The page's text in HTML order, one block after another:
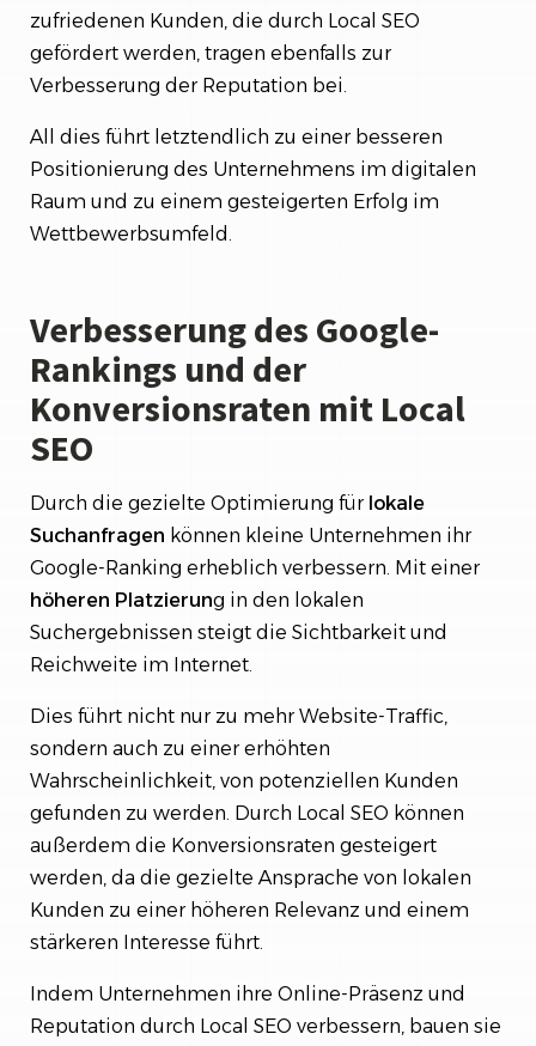
zufriedenen Kunden, die durch Local SEO
gefördert werden, tragen ebenfalls zur
Verbesserung der Reputation bei.
All dies führt letztendlich zu einer besseren
Positionierung des Unternehmens im digitalen
Raum und zu einem gesteigerten Erfolg im
Wettbewerbsumfeld.
Verbesserung des Google-
Rankings und der
Konversionsraten mit Local
SEO
Durch die gezielte Optimierung für lokale
Suchanfragen können kleine Unternehmen ihr
Google-Ranking erheblich verbessern. Mit einer
höheren Platzierung in den lokalen
Suchergebnissen steigt die Sichtbarkeit und
Reichweite im Internet.
Dies führt nicht nur zu mehr Website-Traffic,
sondern auch zu einer erhöhten
Wahrscheinlichkeit, von potenziellen Kunden
gefunden zu werden. Durch Local SEO können
außerdem die Konversionsraten gesteigert
werden, da die gezielte Ansprache von lokalen
Kunden zu einer höheren Relevanz und einem
stärkeren Interesse führt.
Indem Unternehmen ihre Online-Präsenz und
Reputation durch Local SEO verbessern, bauen sie